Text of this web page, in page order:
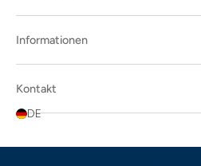
Informationen
Kontakt
DE